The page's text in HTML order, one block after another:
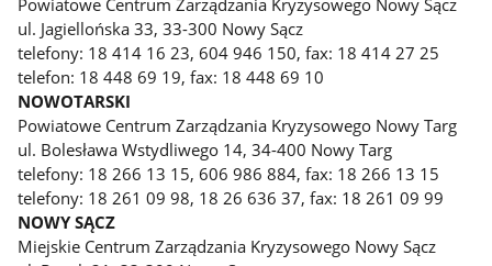
ul. Jagiellońska 33, 33-300 Nowy Sącz
telefony: 18 414 16 23, 604 946 150, fax: 18 414 27 25
telefon: 18 448 69 19, fax: 18 448 69 10
NOWOTARSKI
Powiatowe Centrum Zarządzania Kryzysowego Nowy Targ
ul. Bolesława Wstydliwego 14, 34-400 Nowy Targ
telefony: 18 266 13 15, 606 986 884, fax: 18 266 13 15
telefony: 18 261 09 98, 18 26 636 37, fax: 18 261 09 99
NOWY SĄCZ
Miejskie Centrum Zarządzania Kryzysowego Nowy Sącz